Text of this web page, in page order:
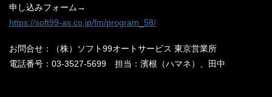
申し込みフォーム→
https://soft99-as.co.jp/fm/program_58/
お問合せ：（株）ソフト99オートサービス 東京営業所
電話番号：03-3527-5699 担当：濱根（ハマネ）、田中